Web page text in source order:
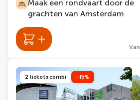
Maak een rondvaart door de
grachten van Amsterdam
Van
2 tickets combi -15%